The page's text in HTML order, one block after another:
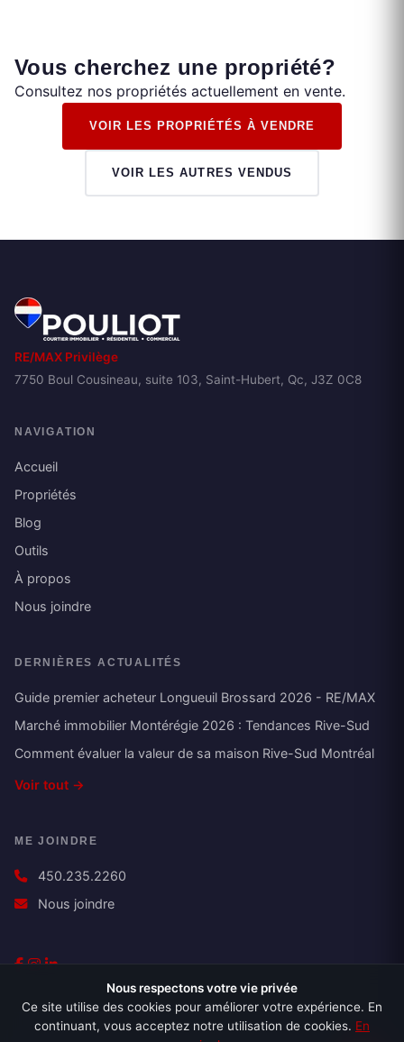
Vous cherchez une propriété?
Consultez nos propriétés actuellement en vente.
VOIR LES PROPRIÉTÉS À VENDRE
VOIR LES AUTRES VENDUS
RE/MAX Privilège
7750 Boul Cousineau, suite 103, Saint-Hubert, Qc, J3Z 0C8
NAVIGATION
Accueil
Propriétés
Blog
Outils
À propos
Nous joindre
DERNIÈRES ACTUALITÉS
Guide premier acheteur Longueuil Brossard 2026 - RE/MAX
Marché immobilier Montérégie 2026 : Tendances Rive-Sud
Comment évaluer la valeur de sa maison Rive-Sud Montréal
Voir tout →
ME JOINDRE
450.235.2260
Nous joindre
Nous respectons votre vie privée
Ce site utilise des cookies pour améliorer votre expérience. En
continuant, vous acceptez notre utilisation de cookies. En